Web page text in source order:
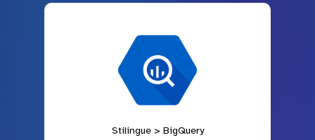
Stilingue > BigQuery